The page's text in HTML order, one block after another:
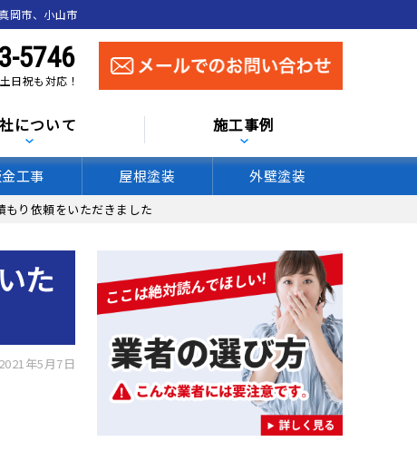
岡市、小山市
5746
日祝も対応！
について 施工事例
工事 屋根塗装 外壁塗装
り依頼をいただきました
た
年5月7日